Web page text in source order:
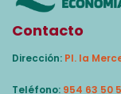
Contacto
Dirección: Pl. la
Teléfono: 954 63 50